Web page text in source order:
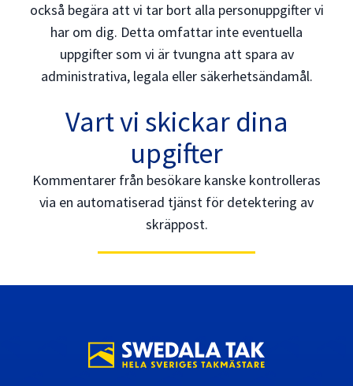
också begära att vi tar bort alla personuppgifter vi
har om dig. Detta omfattar inte eventuella
uppgifter som vi är tvungna att spara av
administrativa, legala eller säkerhetsändamål.
Vart vi skickar dina
upgifter
Kommentarer från besökare kanske kontrolleras
via en automatiserad tjänst för detektering av
skräppost.